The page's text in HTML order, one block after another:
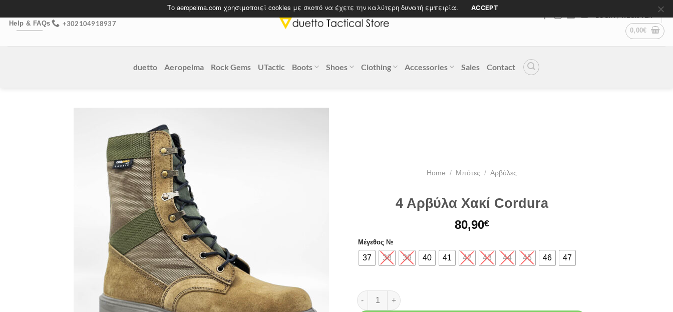
to
content
Help & FAQs +302104918937
0,00€
duetto Aeropelma Rock Gems UTactic Boots Shoes Clothing Accessories Sales Contact
Home / Μπότες / Αρβύλες
4 Αρβύλα Χακί Cordura
80,90€
Μέγεθος №
37 38 39 40 41 42 43 44 45 46 47
4 Αρβύλα Χακί Cordura quantity
Το aeropelma.com χρησιμοποιεί cookies με σκοπό να έχετε την καλύτερη δυνατή εμπειρία. ACCEPT